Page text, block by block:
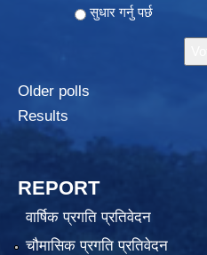
सुधार गर्नु पर्छ
Older polls
Results
REPORT
वार्षिक प्रगति प्रतिवेदन
चौमासिक प्रगति प्रतिवेदन